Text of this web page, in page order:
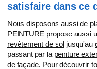
satisfaire dans ce
Nous disposons aussi de
PEINTURE propose aussi
revêtement de sol jusqu'au
passant par la peinture
de façade. Pour découvrir